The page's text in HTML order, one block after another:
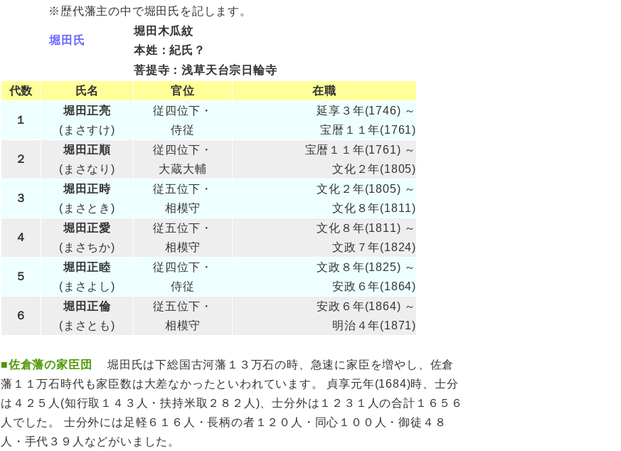
※歴代藩主の中で堀田氏を記します。
堀田氏
堀田木瓜紋
本姓：紀氏？
菩提寺：浅草天台宗日輪寺
代数
氏名 官位 在職
１
堀田正亮
(まさすけ)
従四位下・
侍従
延享３年(1746) ～
宝暦１１年(1761)
２
堀田正順
(まさなり)
従四位下・
大蔵大輔
宝暦１１年(1761) ～
文化２年(1805)
３
堀田正時
(まさとき)
従五位下・
相模守
文化２年(1805) ～
文化８年(1811)
４
堀田正愛
(まさちか)
従五位下・
相模守
文化８年(1811) ～
文政７年(1824)
５
堀田正睦
(まさよし)
従四位下・
侍従
文政８年(1825) ～
安政６年(1864)
６
堀田正倫
(まさとも)
従五位下・
相模守
安政６年(1864) ～
明治４年(1871)
■佐倉藩の家臣団
堀田氏は下総国古河藩１３万石の時、急速に家臣を増やし、佐倉
藩１１万石時代も家臣数は大差なかったといわれています。 貞享元年(1684)時、士分
は４２５人(知行取１４３人・扶持米取２８２人)、士分外は１２３１人の合計１６５６
人でした。 士分外には足軽６１６人・長柄の者１２０人・同心１００人・御徒４８
人・手代３９人などがいました。